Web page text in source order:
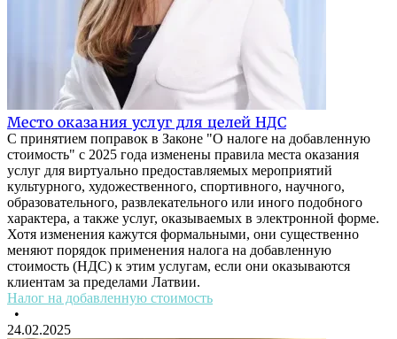
Место оказания услуг для целей НДС
С принятием поправок в Законе "О налоге на добавленную
стоимость" с 2025 года изменены правила места оказания
услуг для виртуально предоставляемых мероприятий
культурного, художественного, спортивного, научного,
образовательного, развлекательного или иного подобного
характера, а также услуг, оказываемых в электронной форме.
Хотя изменения кажутся формальными, они существенно
меняют порядок применения налога на добавленную
стоимость (НДС) к этим услугам, если они оказываются
клиентам за пределами Латвии.
Налог на добавленную стоимость
•
24.02.2025